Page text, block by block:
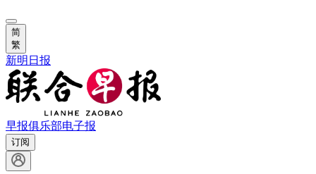
简
繁
新明日报
早报俱乐部电子报
订阅